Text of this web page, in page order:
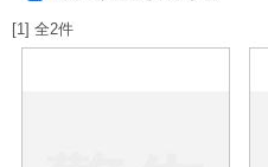
[1] 全2件